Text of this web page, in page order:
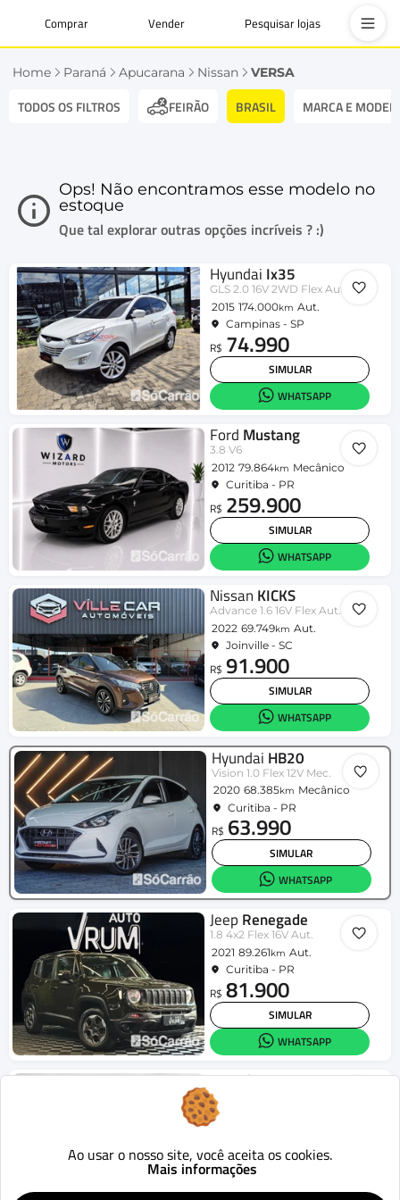
Comprar Vender Pesquisar lojas
Home Paraná Apucarana Nissan VERSA
TODOS OS FILTROS FEIRÃO BRASIL MARCA E
Ops! Não encontramos esse modelo no
estoque
Que tal explorar outras opções incríveis ? :)
Hyundai Ix35
GLS 2.0 16V 2WD Flex Aut.
2015 174.000km Aut.
Campinas - SP
R$ 74.990
SIMULAR
WHATSAPP
Ford Mustang
3.8 V6
2012 79.864km Mecânico
Curitiba - PR
R$ 259.900
SIMULAR
WHATSAPP
Nissan KICKS
Advance 1.6 16V Flex Aut.
2022 69.749km Aut.
Joinville - SC
R$ 91.900
SIMULAR
WHATSAPP
Hyundai HB20
Vision 1.0 Flex 12V Mec.
2020 68.385km Mecânico
Curitiba - PR
R$ 63.990
SIMULAR
WHATSAPP
Jeep Renegade
1.8 4x2 Flex 16V Aut.
2021 89.261km Aut.
Curitiba - PR
R$ 81.900
SIMULAR
WHATSAPP
HyundaiHR
2.5 TCI Diesel (RS/RD)
2016
R$ 112.900
Ao usar o nosso site, você aceita os cookies.
Mais informações